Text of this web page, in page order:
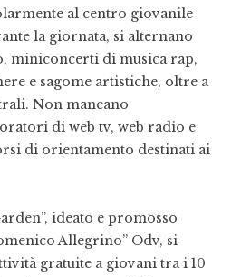
al centro giovanile
la giornata, si alternano
miniconcerti di musica rap,
e sagome artistiche, oltre a
Non mancano
di web tv, web radio e
di orientamento destinati ai
ideato e promosso
Allegrino” Odv, si
gratuite a giovani tra i 10